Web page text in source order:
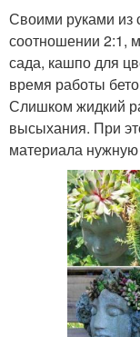
Своими руками из
соотношении 2:1,
сада, кашпо для
время работы
Слишком жидкий
высыхания. При
материала